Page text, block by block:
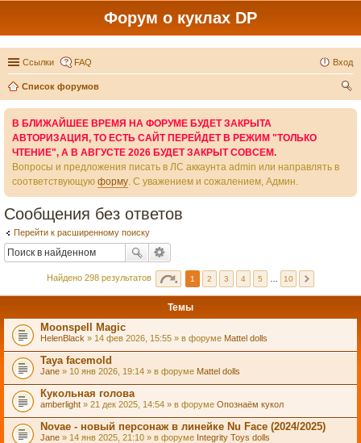
Форум о куклах DP
Ссылки FAQ Вход
Список форумов
В БЛИЖАЙШЕЕ ВРЕМЯ НА ФОРУМЕ БУДЕТ ЗАКРЫТА
АВТОРИЗАЦИЯ, ТО ЕСТЬ САЙТ ПЕРЕЙДЕТ В РЕЖИМ "ТОЛЬКО
ЧТЕНИЕ", А В АВГУСТЕ 2026 БУДЕТ ЗАКРЫТ СОВСЕМ.
Вопросы и предложения писать в ЛС аккаунта admin или направлять в
соответствующую форму. С уважением и сожалением, Админ.
Сообщения без ответов
Перейти к расширенному поиску
Найдено 298 результатов 1 2 3 4 5 10
Темы
Moonspell Magic
HelenBlack » 14 фев 2026, 15:55 » в форуме Mattel dolls
Taya facemold
Jane » 10 янв 2026, 19:14 » в форуме Mattel dolls
Кукольная голова
amberlight » 21 дек 2025, 14:54 » в форуме Опознаём кукол
Novae - новый персонаж в линейке Nu Face (2024/2025)
Jane » 14 янв 2025, 21:10 » в форуме Integrity Toys dolls